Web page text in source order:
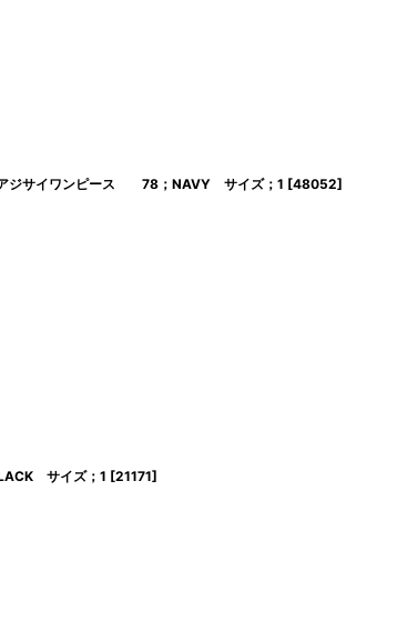
ジサイワンピース 78；NAVY サイズ；1 [48052]
サイズ；1 [21171]